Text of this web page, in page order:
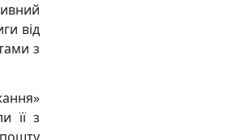
від
з
її з